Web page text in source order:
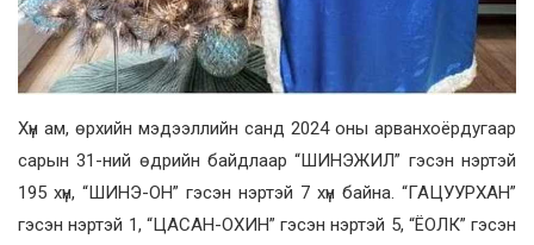
Хүн ам, өрхийн мэдээллийн санд 2024 оны арванхоёрдугаар
сарын 31-ний өдрийн байдлаар “ШИНЭЖИЛ” гэсэн нэртэй
195 хүн, “ШИНЭ-ОН” гэсэн нэртэй 7 хүн байна. “ГАЦУУРХАН”
гэсэн нэртэй 1, “ЦАСАН-ОХИН” гэсэн нэртэй 5, “ЁОЛК” гэсэн